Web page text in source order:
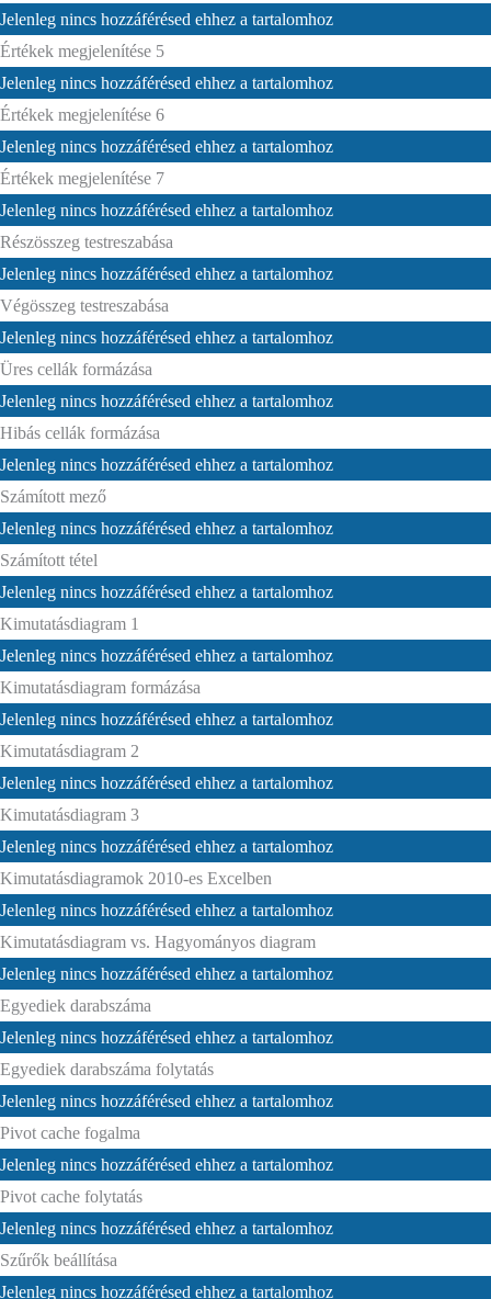
Jelenleg nincs hozzáférésed ehhez a tartalomhoz
Értékek megjelenítése 5
Jelenleg nincs hozzáférésed ehhez a tartalomhoz
Értékek megjelenítése 6
Jelenleg nincs hozzáférésed ehhez a tartalomhoz
Értékek megjelenítése 7
Jelenleg nincs hozzáférésed ehhez a tartalomhoz
Részösszeg testreszabása
Jelenleg nincs hozzáférésed ehhez a tartalomhoz
Végösszeg testreszabása
Jelenleg nincs hozzáférésed ehhez a tartalomhoz
Üres cellák formázása
Jelenleg nincs hozzáférésed ehhez a tartalomhoz
Hibás cellák formázása
Jelenleg nincs hozzáférésed ehhez a tartalomhoz
Számított mező
Jelenleg nincs hozzáférésed ehhez a tartalomhoz
Számított tétel
Jelenleg nincs hozzáférésed ehhez a tartalomhoz
Kimutatásdiagram 1
Jelenleg nincs hozzáférésed ehhez a tartalomhoz
Kimutatásdiagram formázása
Jelenleg nincs hozzáférésed ehhez a tartalomhoz
Kimutatásdiagram 2
Jelenleg nincs hozzáférésed ehhez a tartalomhoz
Kimutatásdiagram 3
Jelenleg nincs hozzáférésed ehhez a tartalomhoz
Kimutatásdiagramok 2010-es Excelben
Jelenleg nincs hozzáférésed ehhez a tartalomhoz
Kimutatásdiagram vs. Hagyományos diagram
Jelenleg nincs hozzáférésed ehhez a tartalomhoz
Egyediek darabszáma
Jelenleg nincs hozzáférésed ehhez a tartalomhoz
Egyediek darabszáma folytatás
Jelenleg nincs hozzáférésed ehhez a tartalomhoz
Pivot cache fogalma
Jelenleg nincs hozzáférésed ehhez a tartalomhoz
Pivot cache folytatás
Jelenleg nincs hozzáférésed ehhez a tartalomhoz
Szűrők beállítása
Jelenleg nincs hozzáférésed ehhez a tartalomhoz